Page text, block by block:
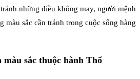
những điều không may, người mệnh
màu sắc cần tránh trong cuộc sống hàng
màu sắc thuộc hành Thổ